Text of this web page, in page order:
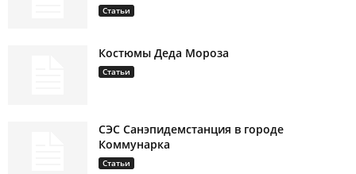
Статьи
Костюмы Деда Мороза
Статьи
СЭС Санэпидемстанция в городе
Коммунарка
Статьи